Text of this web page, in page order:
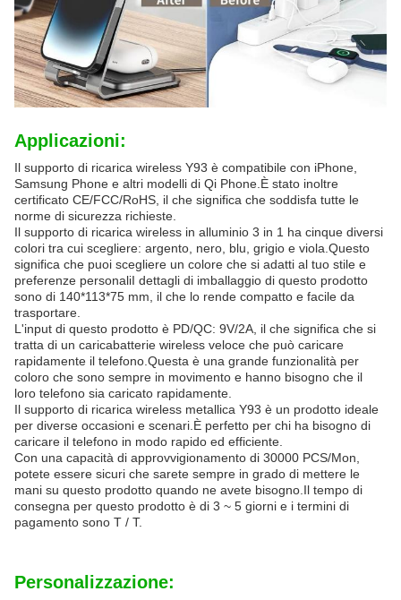
Applicazioni:
Il supporto di ricarica wireless Y93 è compatibile con iPhone,
Samsung Phone e altri modelli di Qi Phone.È stato inoltre
certificato CE/FCC/RoHS, il che significa che soddisfa tutte le
norme di sicurezza richieste.
Il supporto di ricarica wireless in alluminio 3 in 1 ha cinque diversi
colori tra cui scegliere: argento, nero, blu, grigio e viola.Questo
significa che puoi scegliere un colore che si adatti al tuo stile e
preferenze personaliI dettagli di imballaggio di questo prodotto
sono di 140*113*75 mm, il che lo rende compatto e facile da
trasportare.
L'input di questo prodotto è PD/QC: 9V/2A, il che significa che si
tratta di un caricabatterie wireless veloce che può caricare
rapidamente il telefono.Questa è una grande funzionalità per
coloro che sono sempre in movimento e hanno bisogno che il
loro telefono sia caricato rapidamente.
Il supporto di ricarica wireless metallica Y93 è un prodotto ideale
per diverse occasioni e scenari.È perfetto per chi ha bisogno di
caricare il telefono in modo rapido ed efficiente.
Con una capacità di approvvigionamento di 30000 PCS/Mon,
potete essere sicuri che sarete sempre in grado di mettere le
mani su questo prodotto quando ne avete bisogno.Il tempo di
consegna per questo prodotto è di 3 ~ 5 giorni e i termini di
pagamento sono T / T.
Personalizzazione: